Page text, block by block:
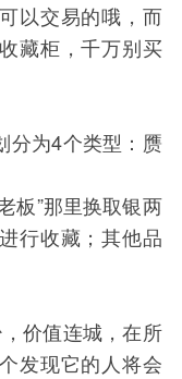
以交易的哦，而
藏柜，千万别买
分为4个类型：赝
板”那里换取银两
行收藏；其他品
价值连城，在所
发现它的人将会